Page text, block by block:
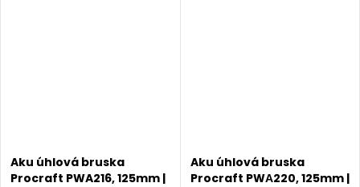
Aku úhlová bruska
Procraft PWA216, 125mm |
Aku úhlová bruska
Procraft PWА220, 125mm |